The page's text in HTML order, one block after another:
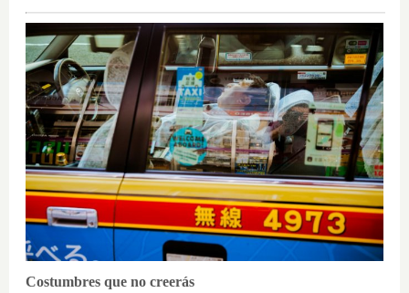
Costumbres que no creerás